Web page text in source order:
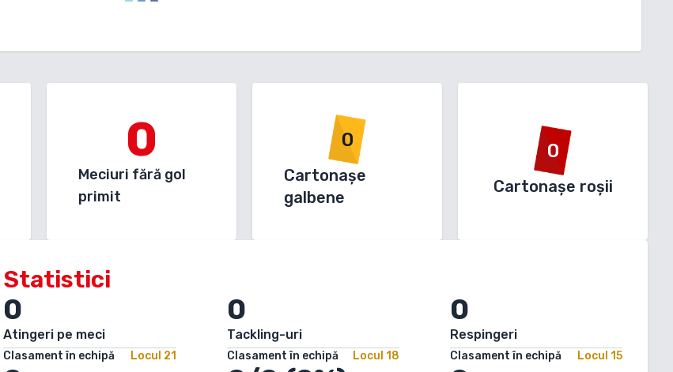
0
Meciuri fără gol
primit
0
Cartonașe
galbene
0
Cartonașe roșii
Statistici
0
Atingeri pe meci
Clasament în echipă Locul 21
0
Tackling-uri
Clasament în echipă Locul 18
0
Respingeri
Clasament în echipă Locul 15